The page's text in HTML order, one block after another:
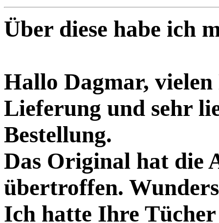
Über diese habe ich
Hallo Dagmar,
Lieferung und sehr
Bestellung.
Das Original hat die
übertroffen.
Ich hatte Ihre